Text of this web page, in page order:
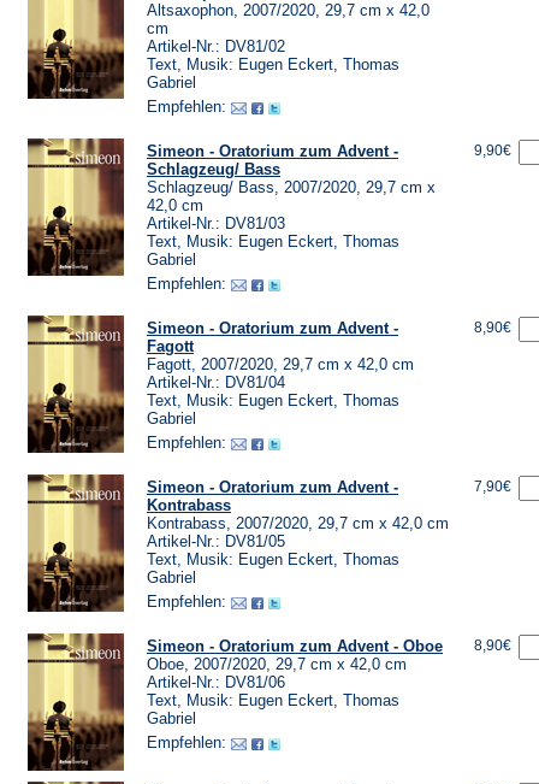
Altsaxophon, 2007/2020, 29,7 cm x 42,0
cm
Artikel-Nr.: DV81/02
Text, Musik: Eugen Eckert, Thomas
Gabriel
Empfehlen:
Simeon - Oratorium zum Advent -
Schlagzeug/ Bass
Schlagzeug/ Bass, 2007/2020, 29,7 cm x
42,0 cm
Artikel-Nr.: DV81/03
Text, Musik: Eugen Eckert, Thomas
Gabriel
Empfehlen:
9,90€
Simeon - Oratorium zum Advent -
Fagott
Fagott, 2007/2020, 29,7 cm x 42,0 cm
Artikel-Nr.: DV81/04
Text, Musik: Eugen Eckert, Thomas
Gabriel
Empfehlen:
8,90€
Simeon - Oratorium zum Advent -
Kontrabass
Kontrabass, 2007/2020, 29,7 cm x 42,0 cm
Artikel-Nr.: DV81/05
Text, Musik: Eugen Eckert, Thomas
Gabriel
Empfehlen:
7,90€
Simeon - Oratorium zum Advent - Oboe
Oboe, 2007/2020, 29,7 cm x 42,0 cm
Artikel-Nr.: DV81/06
Text, Musik: Eugen Eckert, Thomas
Gabriel
Empfehlen:
8,90€